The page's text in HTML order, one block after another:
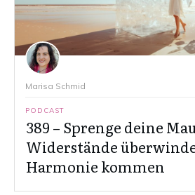
Marisa Schmid
PODCAST
389 – Sprenge deine
Widerstände
Harmonie kommen